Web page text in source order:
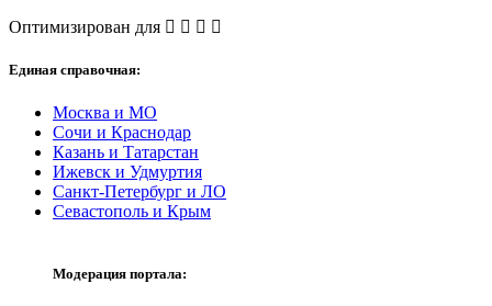
Оптимизирован для
Единая справочная:
Москва и МО
Сочи и Краснодар
Казань и Татарстан
Ижевск и Удмуртия
Санкт-Петербург и ЛО
Севастополь и Крым
Модерация портала: